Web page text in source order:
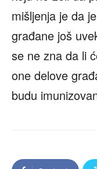
mišljenja je da
građane još
se ne zna da li
one delove
budu